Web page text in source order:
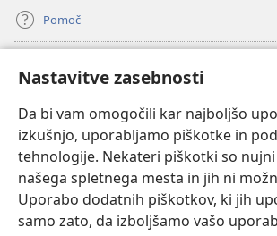
Nastavitve zasebnosti
Da bi vam omogočili kar najboljšo
izkušnjo, uporabljamo piškotke in
tehnologije. Nekateri piškotki so
našega spletnega mesta in jih ni
Uporabo dodatnih piškotkov, ki jih
samo zato, da izboljšamo vašo
Pomoč
(odpre
novo
okno) Watchtowerjeva SPLETNA KNJIŽNICA™
(odpre
novo
okno) JW Hub
(odpre
novo
okno)JW Library